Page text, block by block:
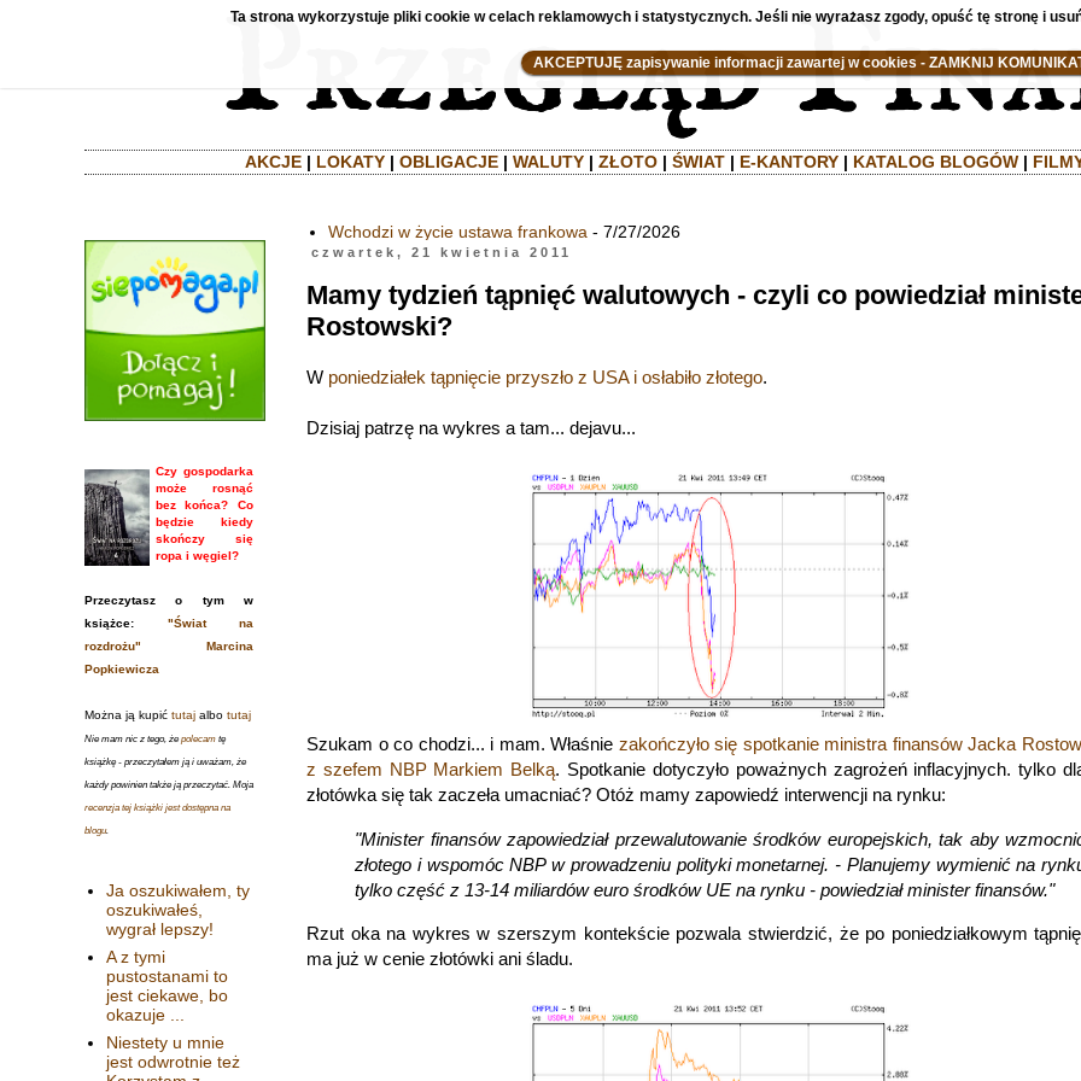
AKCJE| LOKATY| OBLIGACJE| WALUTY| ZŁOTO| ŚWIAT| E-KANTORY| KATALOG BLOGÓW|
Wchodzi w życie ustawa frankowa - 7/27/2026
czwartek, 21 kwietnia 2011
Mamy tydzień tąpnięć walutowych - czyli co powiedział
Rostowski?
W poniedziałek tąpnięcie przyszło z USA i osłabiło złotego.
Dzisiaj patrzę na wykres a tam... dejavu...
Szukam o co chodzi... i mam.Właśnie zakończyło się spotkanie ministra finansów Jacka
z szefem NBP Markiem Belką. Spotkanie dotyczyło poważnych zagrożeń inflacyjnych. tylko
złotówka się tak zaczeła umacniać? Otóż mamy zapowiedź interwencji na rynku:
"Minister finansów zapowiedział przewalutowanie środków europejskich, tak aby
złotego i wspomóc NBP w prowadzeniu polityki monetarnej. - Planujemy wymienić na
tylko część z 13-14 miliardów euro środków UE na rynku - powiedział minister finansów."
Rzut oka na wykres w szerszym kontekście pozwala stwierdzić, że po poniedziałkowym
ma już w cenie złotówki ani śladu.
Czy gospodarka
może rosnąć
bez końca? Co
będzie kiedy
skończy się
ropa i węgiel?
Przeczytasz o tym w
książce: "Świat na
rozdrożu" Marcina
Popkiewicza
Można ją kupić tutaj albo tutaj
Nie mam nic z tego, żepolecam tę
książkę - przeczytałem ją i uważam, że
każdy powinien także ją przeczytać. Moja
recenzja tej książki jest dostępna na
blogu.
Ja oszukiwałem, ty
oszukiwałeś,
wygrał lepszy!
A z tymi
pustostanami to
jest ciekawe, bo
okazuje ...
Niestety u mnie
jest odwrotnie też
Ta strona wykorzystuje pliki cookie w celach reklamowych i statystycznych. Jeśli nie wyrażasz zgody, opuść tę stronę i
AKCEPTUJĘ zapisywanie informacji zawartej w cookies - ZAMKNIJ